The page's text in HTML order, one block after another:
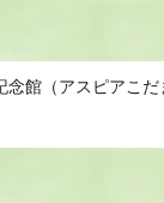
館（アスピアこだ